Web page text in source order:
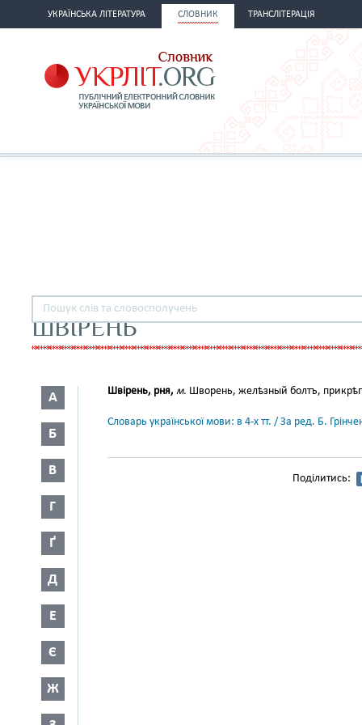
УКРАЇНСЬКА ЛІТЕРАТУРА СЛОВНИК ТРАНСЛІТЕРАЦІЯ
ШВІРЕНЬ
А
Б
В
Г
Ґ
Д
Е
Є
Ж
Швірень, рня, м. Шворень, желѣзный болтъ,
Словарь української мови: в 4-х тт. / За ред. Б.
Поділитись: